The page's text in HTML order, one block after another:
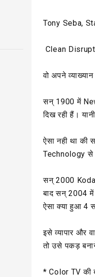
Tony Seba,
Clean
वो अपने
सन् 1900 में
दिख रही हैं।
ऐसा नही था की
Technology से
सन् 2000
बाद सन् 2004 में
ऐसा क्या हुआ 4
इसे व्यापार और
तो उसे पकड़
* Color TV की